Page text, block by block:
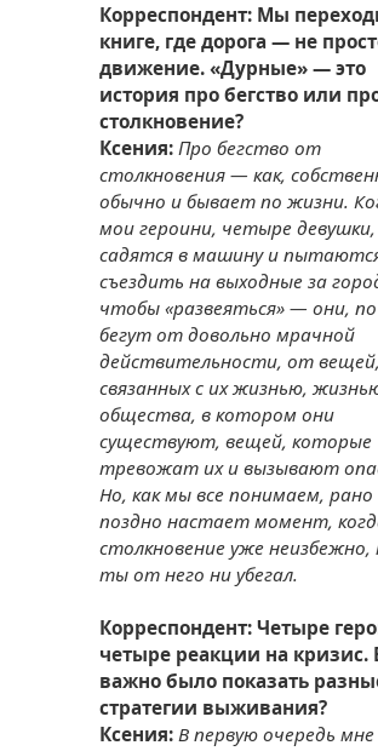
Корреспондент: Мы
книге, где дорога — не
движение. «Дурные» — это
история про бегство или
столкновение?
Ксения: Про бегство от
столкновения — как,
обычно и бывает по жизни.
мои героини, четыре девушки,
садятся в машину и
съездить на выходные за
чтобы «развеяться» — они,
бегут от довольно мрачной
действительности, от вещей,
связанных с их жизнью,
общества, в котором они
существуют, вещей, которые
тревожат их и вызывают
Но, как мы все понимаем, рано
поздно настает момент,
столкновение уже неизбежно,
ты от него ни убегал.
Корреспондент: Четыре
четыре реакции на кризис.
важно было показать
стратегии выживания?
Ксения: В первую очередь